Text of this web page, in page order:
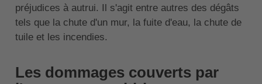
préjudices à autrui. Il s'agit entre autres des dégâts
tels que la chute d'un mur, la fuite d'eau, la chute de
tuile et les incendies.
Les dommages couverts par